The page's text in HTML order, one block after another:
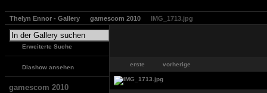
Thelyn Ennor - Gallery gamescom 2010 IMG_1713.jpg
Erweiterte Suche
Diashow ansehen
gamescom 2010
erste vorherige